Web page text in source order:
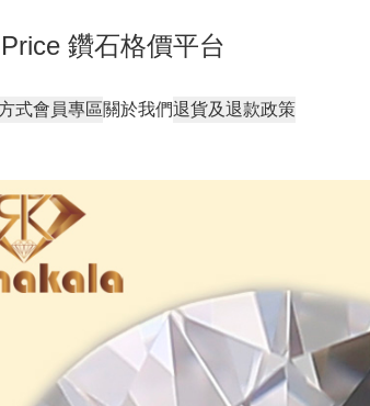
鑽石格價平台
式會員專區關於我們退貨及退款政策